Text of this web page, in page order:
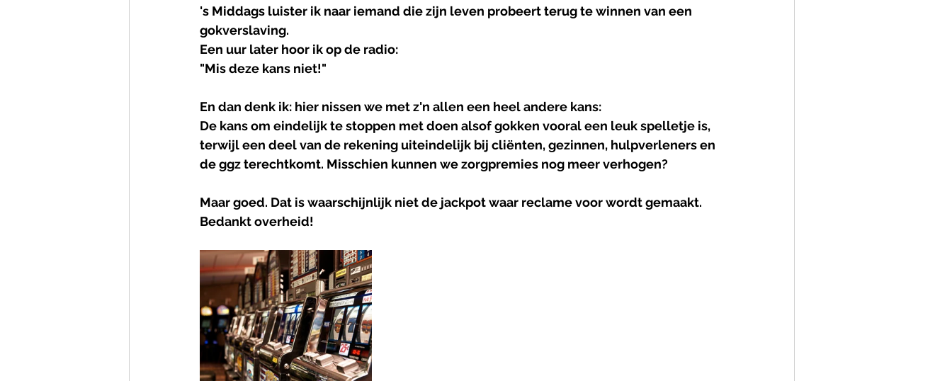
's Middags luister ik naar iemand die zijn leven probeert terug te winnen van een
gokverslaving.
Een uur later hoor ik op de radio:
"Mis deze kans niet!"
En dan denk ik: hier nissen we met z'n allen een heel andere kans:
De kans om eindelijk te stoppen met doen alsof gokken vooral een leuk spelletje is,
terwijl een deel van de rekening uiteindelijk bij cliënten, gezinnen, hulpverleners en
de ggz terechtkomt. Misschien kunnen we zorgpremies nog meer verhogen?
Maar goed. Dat is waarschijnlijk niet de jackpot waar reclame voor wordt gemaakt.
Bedankt overheid!